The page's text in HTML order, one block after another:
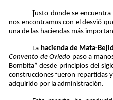
Justo donde se
nos encontramos con el desvió
una de las haciendas más
La hacienda de Mata-Bejid
Convento de Oviedo paso a
Bombita” desde principios del
construcciones fueron repartidas
adquirido por la administración.